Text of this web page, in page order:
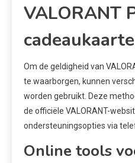
VALORANT
Om de geldigheid van
te waarborgen, kunnen
worden gebruikt. Deze
de officiële VALORANT-
ondersteuningsopties via
Online tools